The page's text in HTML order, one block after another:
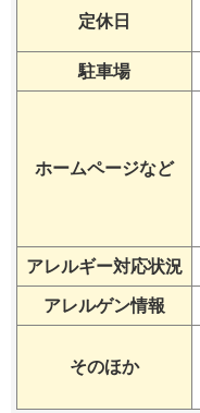
定休日
駐車場
ホームページなど
アレルギー対応状況
アレルゲン情報
そのほか